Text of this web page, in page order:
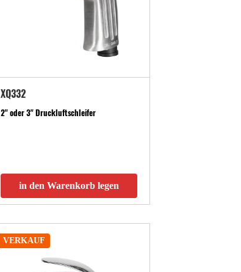
XQ332
2" oder 3" Druckluftschleifer
in den Warenkorb legen
VERKAUF